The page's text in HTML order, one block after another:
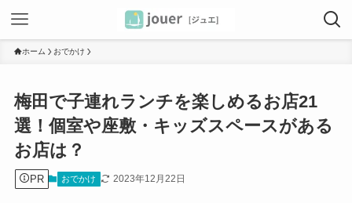
ホーム おでかけ
梅田で子連れランチを楽しめるお店21
選！個室や座敷・キッズスペースがある
お店は？
PR おでかけ 2023年12月22日